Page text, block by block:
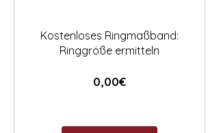
Kostenloses Ringmaßband:
Ringgröße ermitteln
0,00€Preis